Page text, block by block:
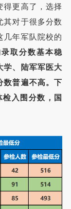
得更高了，选择
其对于很多分数
几年军队院校的
取分数基本稳
学、陆军军医大
数普遍不高。下
入围分数，国